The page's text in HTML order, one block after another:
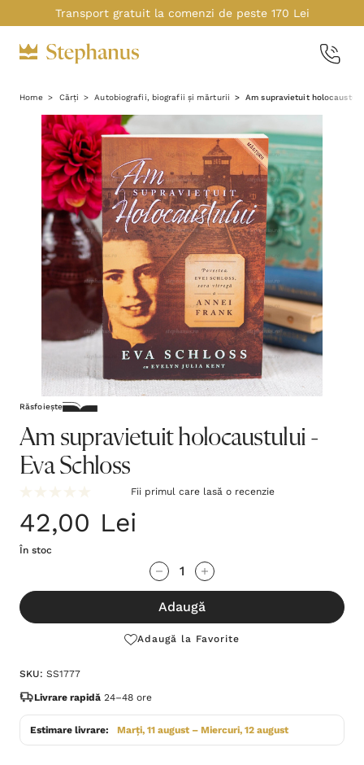
Transport gratuit la comenzi de peste 170 Lei
Home Cărți Autobiografii, biografii și mărturii Am supravietuit
Răsfoiește
Am supravietuit holocaustului -
Eva Schloss
Fii primul care lasă o recenzie
42,00 Lei
În stoc
te!
Stocul
Adaugă
Adaugă la Favorite
SKU: SS1777
Livrare rapidă 24–48 ore
Estimare livrare: Marți, 11 august – Miercuri, 12 august